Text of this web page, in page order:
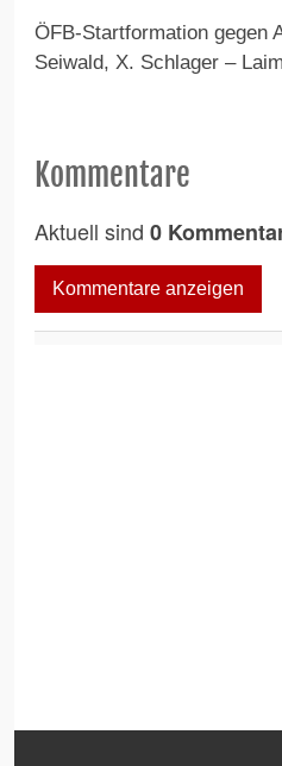
ÖFB-Startformation gegen
Seiwald, X. Schlager –
Kommentare
Aktuell sind 0
Kommentare anzeigen